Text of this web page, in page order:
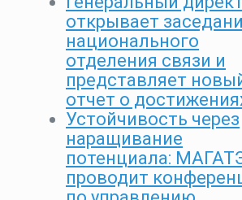
открывает
национального
отделения связи и
представляет
отчет о
Устойчивость через
наращивание
потенциала:
проводит